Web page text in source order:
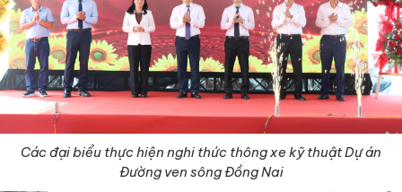
Các đại biểu thực hiện nghi thức thông xe kỹ thuật Dự án
Đường ven sông Đồng Nai